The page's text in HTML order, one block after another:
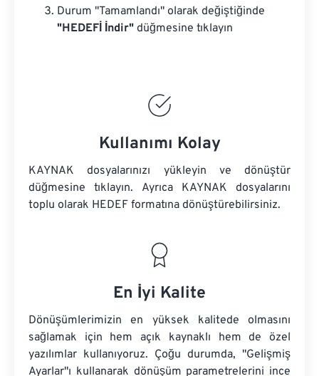
Durum "Tamamlandı" olarak değiştiğinde
"HEDEFİ İndir" düğmesine tıklayın
Kullanımı Kolay
KAYNAK dosyalarınızı yükleyin ve dönüştür
düğmesine tıklayın. Ayrıca KAYNAK dosyalarını
toplu olarak HEDEF formatına dönüştürebilirsiniz.
En İyi Kalite
Dönüşümlerimizin en yüksek kalitede olmasını
sağlamak için hem açık kaynaklı hem de özel
yazılımlar kullanıyoruz. Çoğu durumda, "Gelişmiş
Ayarlar"ı kullanarak dönüşüm parametrelerini ince